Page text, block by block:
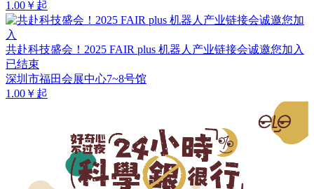
1.00￥起
共赴科技盛会！2025 FAIR plus 机器人产业链接会诚邀您加入
已结束
深圳市福田会展中心7~8号馆
1.00￥起